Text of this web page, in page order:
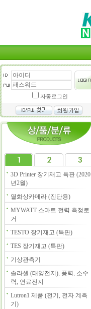
자동로그인
3D Printer 장기재고 특판 (2020
년2월)
열화상카메라 (진단용)
MYWATT 스마트 전력 측정로
거
TESTO 장기재고 (특판)
TES 장기재고 (특판)
기상관측기
솔라셀 (태양전지), 풍력, 소수
력, 연료전지
Lutron1 제품 (전기, 전자 계측
기)